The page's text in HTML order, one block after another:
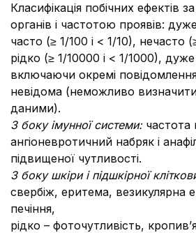
Класифікація побічних ефектів
органів і частотою проявів:
часто (≥ 1/100 і < 1/10), нечасто
рідко (≥ 1/10000 і < 1/1000),
включаючи окремі
невідома (неможливо
даними).
З боку імунної системи: частота
ангіоневротичний набряк і
підвищеної чутливості.
З боку шкіри і підшкірної
свербіж, еритема, везикулярна
печіння,
рідко – фоточутливість,